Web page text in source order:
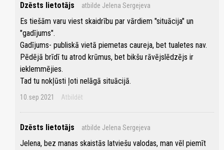
Dzēsts lietotājs atbilde Jelena Sergejeva
Es tiešām varu viest skaidrību par vārdiem "situācija" un
"gadījums".
Gadījums- publiskā vietā piemetas caureja, bet tualetes nav.
Pēdējā brīdī tu atrod krūmus, bet bikšu rāvējslēdzējs ir
ieklemmējies.
Tad tu nokļūsti ļoti nelāgā situācijā.
10.sep 2021 Atbildēt
Dzēsts lietotājs atbilde Jelena Sergejeva
Jelena, bez manas skaistās latviešu valodas, man vēl piemīt